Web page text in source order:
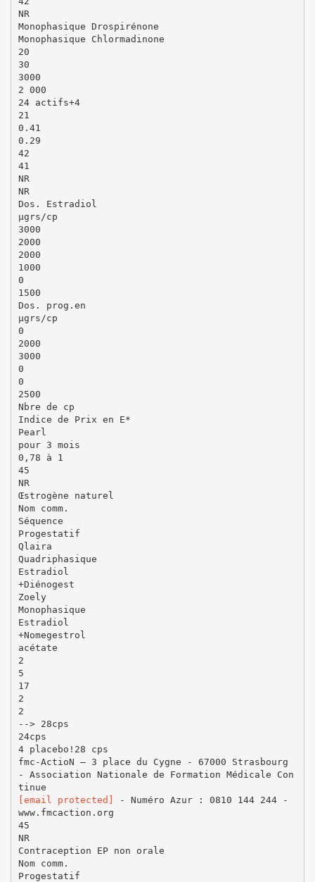
NR
Monophasique Drospirénone
Monophasique Chlormadinone
20
30
3000
2 000
24 actifs+4
21
0.41
0.29
42
41
NR
NR
Dos. Estradiol
µgrs/cp
3000
2000
2000
1000
0
1500
Dos. prog.en
µgrs/cp
0
2000
3000
0
0
2500
Nbre de cp
Indice de Prix en E*
Pearl
pour 3 mois
0,78 à 1
45
NR
Œstrogène naturel
Nom comm.
Séquence
Progestatif
Qlaira
Quadriphasique
Estradiol
+Diénogest
Zoely
Monophasique
Estradiol
+Nomegestrol
acétate
2
5
17
2
2
--> 28cps
24cps
4 placebo!28 cps
fmc-ActioN – 3 place du Cygne - 67000 Strasbourg
- Association Nationale de Formation Médicale Con
[email protected]
- Numéro Azur : 0810 144 244 -
www.fmcaction.org
45
NR
Contraception EP non orale
Nom comm.
Progestatif